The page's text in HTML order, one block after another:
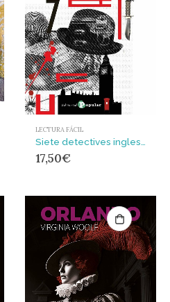
LECTURA FÁCIL
Siete detectives ingleses
17,50€